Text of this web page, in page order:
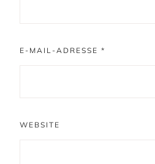
E-MAIL-ADRESSE *
WEBSITE